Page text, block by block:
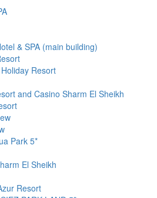
& SPA (main building)
Resort
and Casino Sharm El Sheikh
Park 5*
El Sheikh
Resort